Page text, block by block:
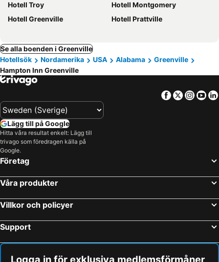
Hotell Troy
Hotell Montgomery
Hotell Greenville
Hotell Prattville
Se alla boenden i Greenville
Hotellsök
Nordamerika USA Alabama
Greenville
Hampton Inn Greenville
Facebook
Twitter
Lägg till på Google
Hitta våra resultat enkelt: Lägg till
trivago som föredragen källa på
Google.
Företag
Våra produkter
Villkor och policyer
Support